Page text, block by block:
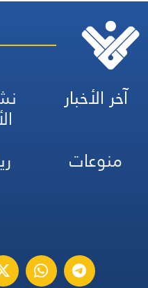
آخر الأخبار
منوعات